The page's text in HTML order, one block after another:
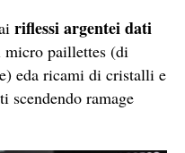
riflessi argentei dati
micro paillettes (di
eda ricami di cristalli e
scendendo ramage